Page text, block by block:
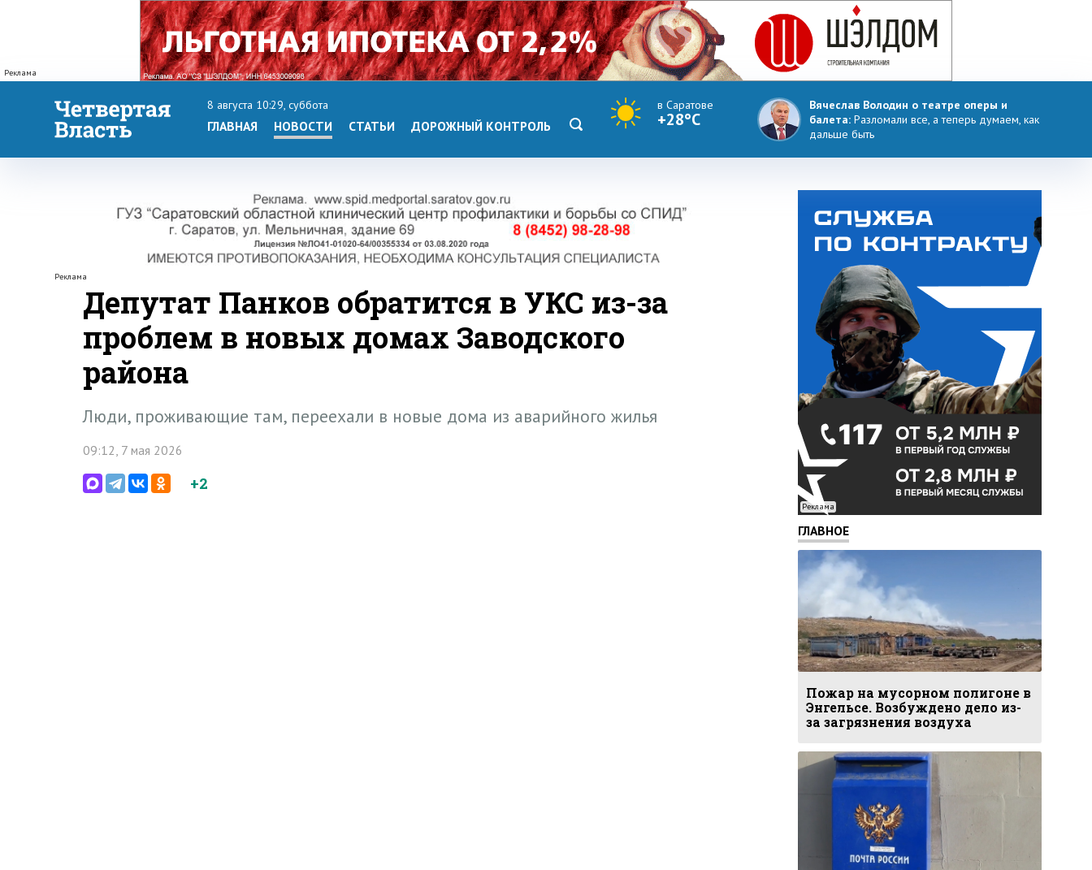
Реклама
8 августа 10:29, суббота
ГЛАВНАЯ НОВОСТИ СТАТЬИ ДОРОЖНЫЙ КОНТРОЛЬ
в Саратове
+28°C
Вячеслав Володин о театре оперы и
балета: Разломали все, а теперь думаем, как
дальше быть
Реклама
Депутат Панков обратится в УКС из-за
проблем в новых домах Заводского
района
Люди, проживающие там, переехали в новые дома из аварийного жилья
09:12, 7 мая 2026
+2
Реклама
ГЛАВНОЕ
Пожар на мусорном полигоне в
Энгельсе. Возбуждено дело из-
за загрязнения воздуха